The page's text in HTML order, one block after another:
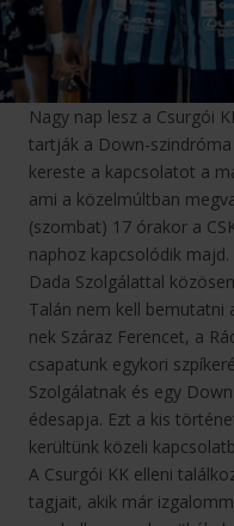
Nagy nap lesz a Csurgói
tartják a Down-
kereste a kapcsolatot a
ami a közelmúltban
(szombat) 17 órakor a
naphoz kapcsolódik
Dada Szolgálattal
Talán nem kell bemutatni
nek Száraz Ferencet, a
csapatunk egykori
Szolgálatnak és egy
édesapja. Ezt a kis
kerültünk közeli
A Csurgói KK elleni
tagjait, akik már